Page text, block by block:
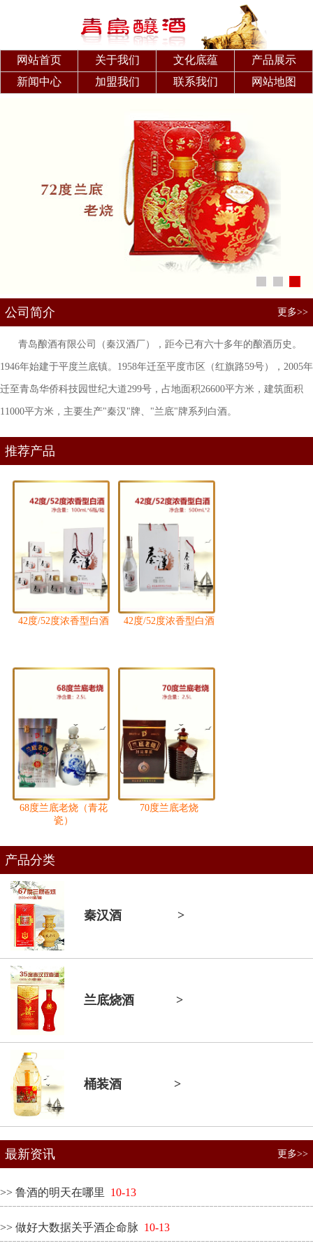
网站首页 关于我们 文化底蕴
产品展示
新闻中心
加盟我们 联系我们 网站地图
公司简介 更多>>
青岛酿酒有限公司（秦汉酒厂），距今已有六十多年的酿酒历史。
1946年始建于平度兰底镇。1958年迁至平度市区（红旗路59号），2005年
迁至青岛华侨科技园世纪大道299号，占地面积26600平方米，建筑面积
11000平方米，主要生产"秦汉"牌、"兰底"牌系列白酒。
推荐产品
42度/52度浓香型白酒 42度/52度浓香型白酒
68度兰底老烧（青花
瓷）
70度兰底老烧
产品分类
秦汉酒 >
兰底烧酒 >
桶装酒 >
最新资讯 更多>>
>> 鲁酒的明天在哪里 10-13
>> 做好大数据关乎酒企命脉 10-13